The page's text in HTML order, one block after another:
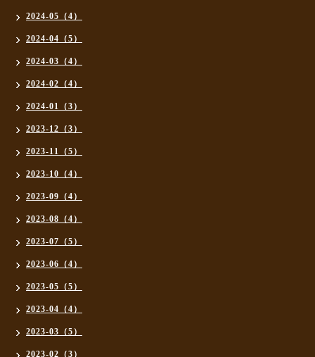
2024-05（4）
2024-04（5）
2024-03（4）
2024-02（4）
2024-01（3）
2023-12（3）
2023-11（5）
2023-10（4）
2023-09（4）
2023-08（4）
2023-07（5）
2023-06（4）
2023-05（5）
2023-04（4）
2023-03（5）
2023-02（3）